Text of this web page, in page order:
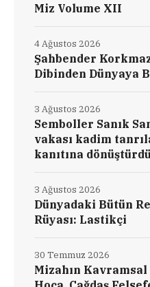
Miz Volume XII
Şahbender
Dibinden Dünyaya
4 Ağustos 2026
Semboller Sanık
vakası kadim
kanıtına
3 Ağustos 2026
Dünyadaki Bütün
Rüyası: Lastikçi
3 Ağustos 2026
Mizahın
30 Temmuz 2026